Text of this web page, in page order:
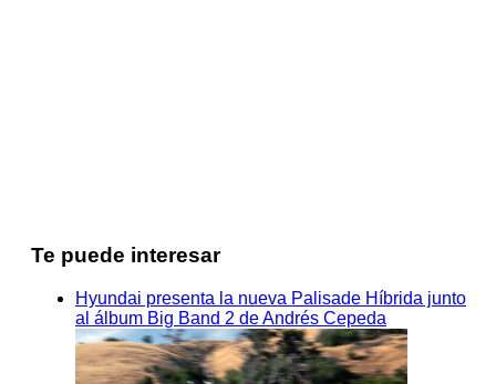
Te puede interesar
Hyundai presenta la nueva Palisade Híbrida junto
al álbum Big Band 2 de Andrés Cepeda